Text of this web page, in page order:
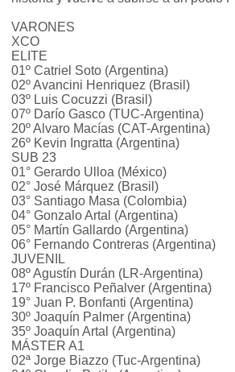
VARONES
XCO
ELITE
01º Catriel Soto (Argentina)
02º Avancini Henriquez (Brasil)
03º Luis Cocuzzi (Brasil)
07º Darío Gasco (TUC-Argentina)
20º Alvaro Macías (CAT-Argentina)
26º Kevin Ingratta (Argentina)
SUB 23
01° Gerardo Ulloa (México)
02° José Márquez (Brasil)
03° Santiago Masa (Colombia)
04° Gonzalo Artal (Argentina)
05° Martín Gallardo (Argentina)
06° Fernando Contreras (Argentina)
JUVENIL
08º Agustín Durán (LR-Argentina)
17º Francisco Peñalver (Argentina)
19° Juan P. Bonfanti (Argentina)
30º Joaquín Palmer (Argentina)
35º Joaquín Artal (Argentina)
MÁSTER A1
02ª Jorge Biazzo (Tuc-Argentina)